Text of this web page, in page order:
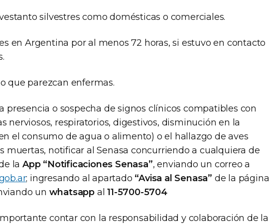
silvestres como domésticas o comerciales.
en Argentina por al menos 72 horas, si estuvo en contacto
que parezcan enfermas.
presencia o sospecha de signos clínicos compatibles con
nerviosos, respiratorios, digestivos, disminución en la
el consumo de agua o alimento) o el hallazgo de aves
muertas, notificar al Senasa concurriendo a cualquiera de
laApp “Notificaciones Senasa”, enviando un correo a
; ingresando al apartado “Avisa al Senasa” de la página
un whatsapp al11-5700-5704
contar con la responsabilidad y colaboración de la